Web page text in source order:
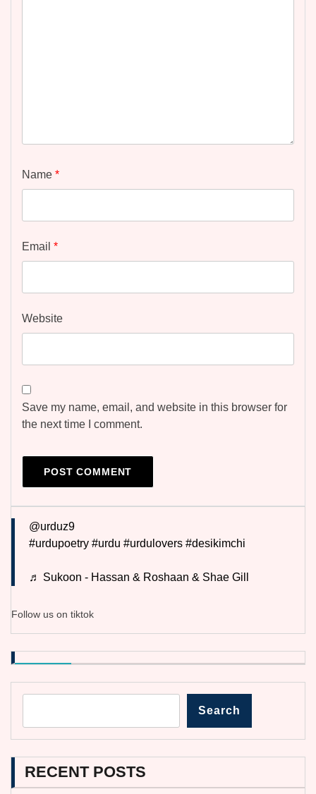
Name *
Email *
Website
Save my name, email, and website in this browser for
the next time I comment.
@urduz9
#urdupoetry #urdu #urdulovers #desikimchi
♬ Sukoon - Hassan & Roshaan & Shae Gill
Follow us on tiktok
Search
RECENT POSTS